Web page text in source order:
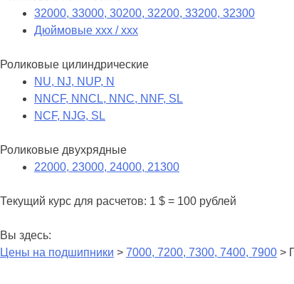
32000, 33000, 30200, 32200, 33200, 32300
Дюймовые xxx / xxx
Роликовые цилиндрические
NU, NJ, NUP, N
NNCF, NNCL, NNC, NNF, SL
NCF, NJG, SL
Роликовые двухрядные
22000, 23000, 24000, 21300
Текущий курс для расчетов: 1 $ = 100 рублей
Вы здесь:
Цены на подшипники > 7000, 7200, 7300, 7400, 7900 >